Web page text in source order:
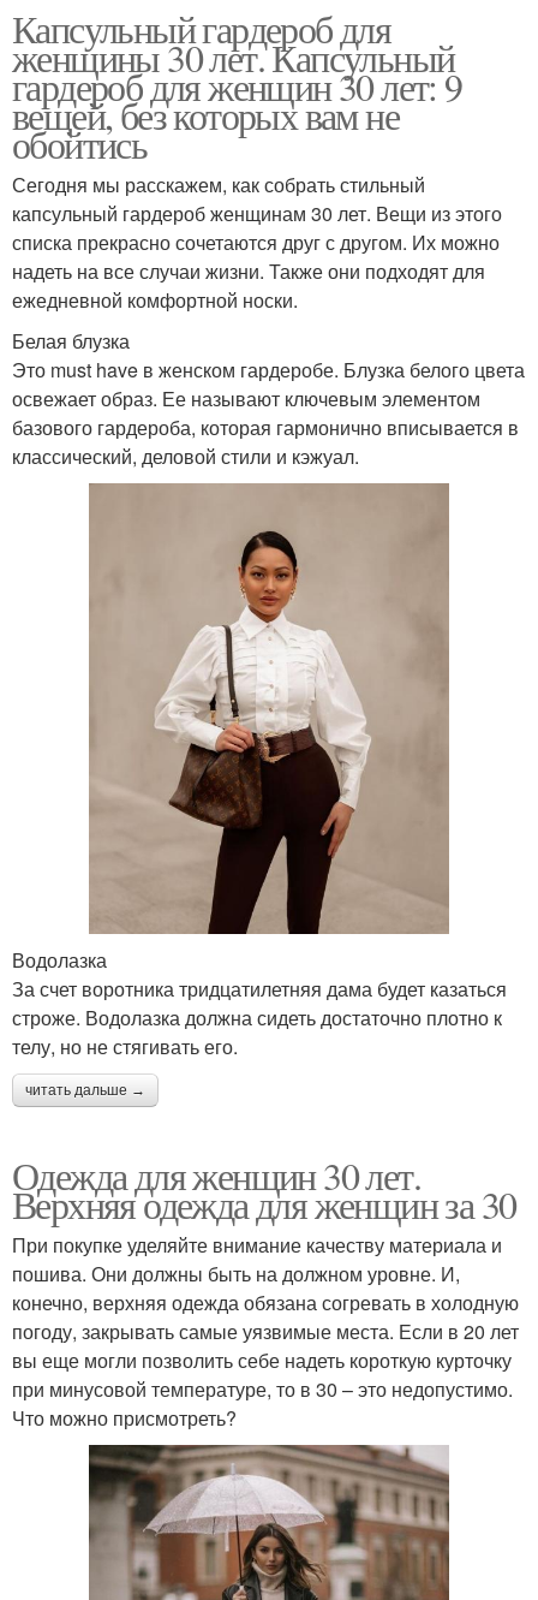
Капсульный гардероб для
женщины 30 лет. Капсульный
гардероб для женщин 30 лет: 9
вещей, без которых вам не
обойтись
Сегодня мы расскажем, как собрать стильный
капсульный гардероб женщинам 30 лет. Вещи из этого
списка прекрасно сочетаются друг с другом. Их можно
надеть на все случаи жизни. Также они подходят для
ежедневной комфортной носки.
Белая блузка
Это must have в женском гардеробе. Блузка белого цвета
освежает образ. Ее называют ключевым элементом
базового гардероба, которая гармонично вписывается в
классический, деловой стили и кэжуал.
Водолазка
За счет воротника тридцатилетняя дама будет казаться
строже. Водолазка должна сидеть достаточно плотно к
телу, но не стягивать его.
читать дальше →
Одежда для женщин 30 лет.
Верхняя одежда для женщин за 30
При покупке уделяйте внимание качеству материала и
пошива. Они должны быть на должном уровне. И,
конечно, верхняя одежда обязана согревать в холодную
погоду, закрывать самые уязвимые места. Если в 20 лет
вы еще могли позволить себе надеть короткую курточку
при минусовой температуре, то в 30 – это недопустимо.
Что можно присмотреть?